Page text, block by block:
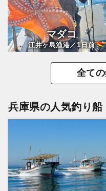
マダコ
江井ヶ島漁港／ 1日前
全て
兵庫県の人気釣り船